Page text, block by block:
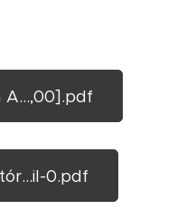
A...,00].pdf
0.pdf